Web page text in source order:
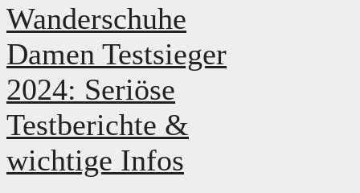
Wanderschuhe
Damen Testsieger
2024: Seriöse
Testberichte &
wichtige Infos